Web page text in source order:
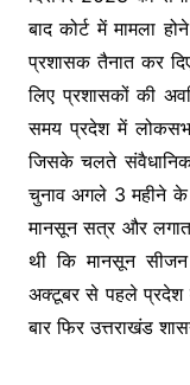
o
o
k
n
g
बाद कोर्ट में मामला
प्रशासक तैनात कर
लिए प्रशासकों की
समय प्रदेश में
जिसके चलते संवैधानिक
चुनाव अगले 3 महीने के
मानसून सत्र और
थी कि मानसून
अक्टूबर से पहले प्रदेश
बार फिर उत्तराखंड